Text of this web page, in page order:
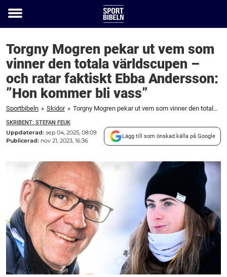
Toggle
Torgny Mogren pekar ut vem som
vinner den totala världscupen –
och ratar faktiskt Ebba Andersson:
”Hon kommer bli vass”
Sportbibeln » Skidor » Torgny Mogren pekar ut vem som vinner den totala världscupen – och ratar faktiskt Ebba Andersson: "Hon kommer bli vass"
SKRIBENT: STEFAN FEUK
Uppdaterad: sep 04, 2025, 08:09
Publicerad: nov 21, 2023, 16:36
Lägg till som önskad källa på Google